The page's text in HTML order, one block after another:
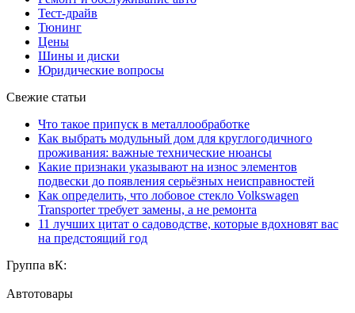
Тест-драйв
Тюнинг
Цены
Шины и диски
Юридические вопросы
Свежие статьи
Что такое припуск в металлообработке
Как выбрать модульный дом для круглогодичного
проживания: важные технические нюансы
Какие признаки указывают на износ элементов
подвески до появления серьёзных неисправностей
Как определить, что лобовое стекло Volkswagen
Transporter требует замены, а не ремонта
11 лучших цитат о садоводстве, которые вдохновят вас
на предстоящий год
Группа вК:
Автотовары